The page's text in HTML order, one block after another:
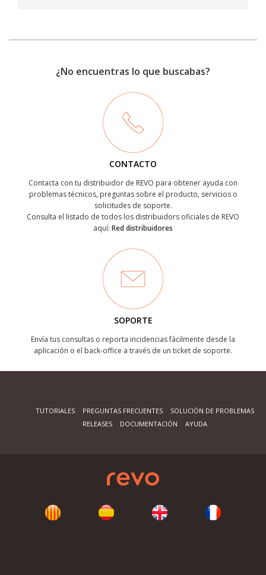
¿No encuentras lo que buscabas?
CONTACTO
Contacta con tu distribuidor de REVO para obtener ayuda con
problemas técnicos, preguntas sobre el producto, servicios o
solicitudes de soporte.
Consulta el listado de todos los distribuidors oficiales de REVO
aquí: Red distribuidores
SOPORTE
Envía tus consultas o reporta incidencias fácilmente desde la
aplicación o el back-office a través de un ticket de soporte.
TUTORIALES PREGUNTAS FRECUENTES
SOLUCIÓN DE PROBLEMAS
RELEASES
DOCUMENTACIÓN AYUDA